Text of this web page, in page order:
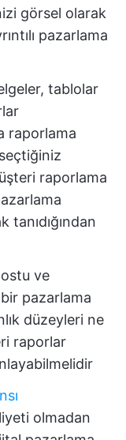
görsel olarak
pazarlama
tablolar
raporlama
raporlama
tanıdığından
ve
pazarlama
düzeyleri ne
raporlar
olmadan